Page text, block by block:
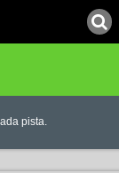
pista.